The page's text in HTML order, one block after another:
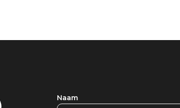
Naam